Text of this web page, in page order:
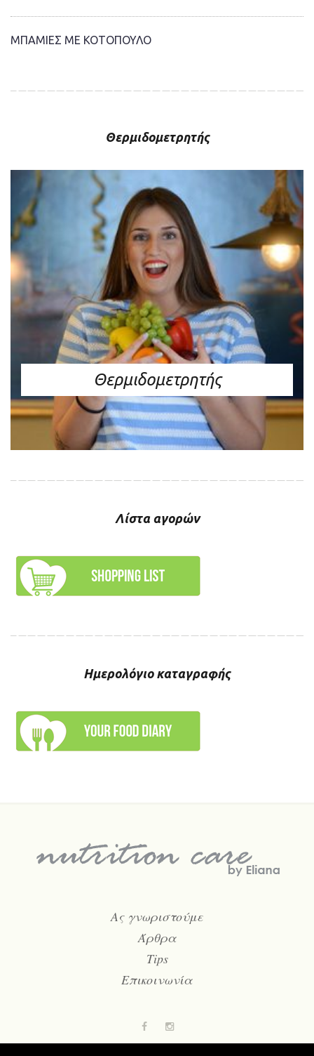
ΜΠΑΜΙΕΣ ΜΕ ΚΟΤΟΠΟΥΛΟ
Θερμιδομετρητής
Θερμιδομετρητής
Λίστα αγορών
Ημερολόγιο καταγραφής
Ας γνωριστούμε
Άρθρα
Tips
Επικοινωνία